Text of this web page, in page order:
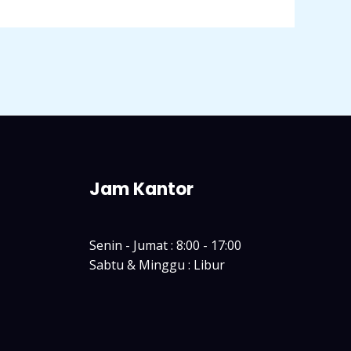
Jam Kantor
Senin - Jumat : 8:00 - 17:00
Sabtu & Minggu : Libur